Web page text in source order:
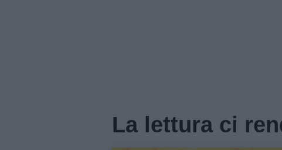
La lettura ci